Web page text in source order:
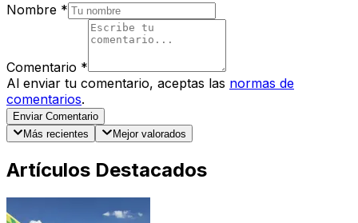
Nombre *
Comentario *
Al enviar tu comentario, aceptas las normas de
comentarios.
Enviar Comentario
Más recientes
Mejor valorados
Artículos Destacados